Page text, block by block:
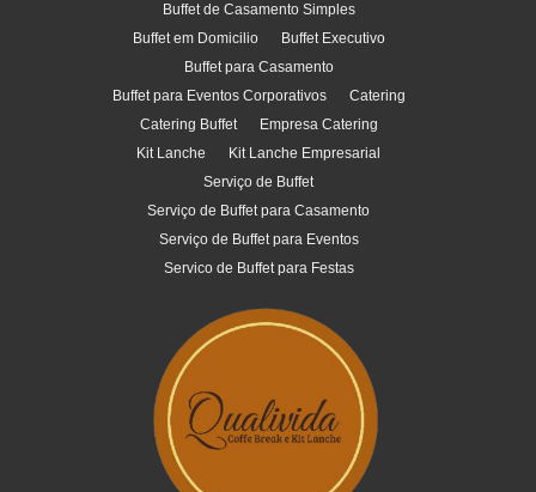
Buffet de Casamento Simples
Buffet em Domicilio
Buffet Executivo
Buffet para Casamento
Buffet para Eventos Corporativos
Catering
Catering Buffet
Empresa Catering
Kit Lanche
Kit Lanche Empresarial
Serviço de Buffet
Serviço de Buffet para Casamento
Serviço de Buffet para Eventos
Servico de Buffet para Festas